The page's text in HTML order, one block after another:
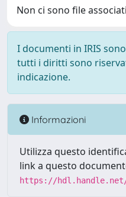
Non ci sono file
I documenti in IRIS
tutti i diritti sono
indicazione.
Informazioni
Utilizza questo
link a questo
https://hdl.handle.net/